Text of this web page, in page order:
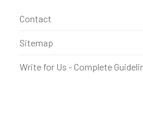
Contact
Sitemap
Write for Us - Complete